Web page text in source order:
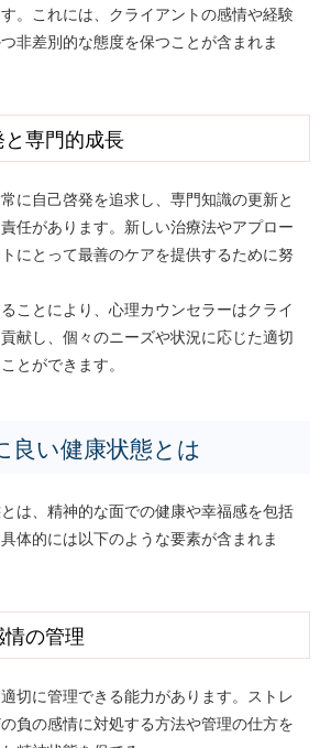
。これには、クライアントの感情や経験
非差別的な態度を保つことが含まれま
と専門的成長
に自己啓発を追求し、専門知識の更新と
任があります。新しい治療法やアプロー
にとって最善のケアを提供するために努
ことにより、心理カウンセラーはクライ
献し、個々のニーズや状況に応じた適切
とができます。
良い健康状態とは
は、精神的な面での健康や幸福感を包括
体的には以下のような要素が含まれま
情の管理
切に管理できる能力があります。ストレ
負の感情に対処する方法や管理の仕方を